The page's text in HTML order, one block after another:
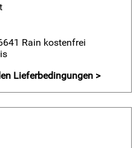
Rain kostenfrei
Lieferbedingungen >